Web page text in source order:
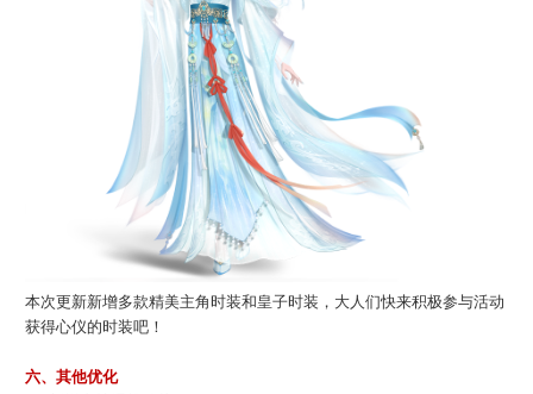
本次更新新增多款精美主角时装和皇子时装，大人们快来积极参与活动
获得心仪的时装吧！
六、其他优化